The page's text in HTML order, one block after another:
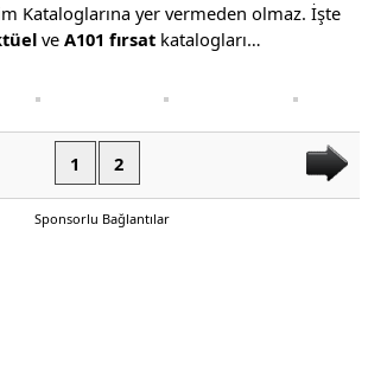
Kataloglarına yer vermeden olmaz. İşte
ve A101 fırsatkatalogları…
1 2
Sponsorlu Bağlantılar